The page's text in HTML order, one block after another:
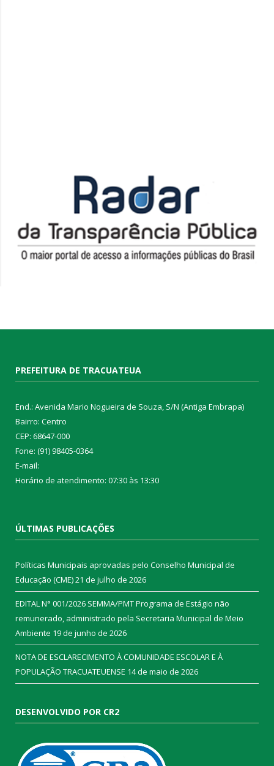
PREFEITURA DE TRACUATEUA
End.: Avenida Mario Nogueira de Souza, S/N (Antiga Embrapa)
Bairro: Centro
CEP: 68647-000
Fone: (91) 98405-0364
E-mail:
Horário de atendimento: 07:30 às 13:30
ÚLTIMAS PUBLICAÇÕES
Políticas Municipais aprovadas pelo Conselho Municipal de
Educação (CME)21 de julho de 2026
EDITAL N° 001/2026 SEMMA/PMT Programa de Estágio não
remunerado, administrado pela Secretaria Municipal de Meio
Ambiente 19 de junho de 2026
NOTA DE ESCLARECIMENTO À COMUNIDADE ESCOLAR E À
POPULAÇÃO TRACUATEUENSE 14 de maio de 2026
DESENVOLVIDO POR CR2